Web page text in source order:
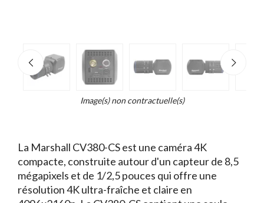
Image(s) non contractuelle(s)
La Marshall CV380-CS est une caméra 4K
compacte, construite autour d'un capteur de 8,5
mégapixels et de 1/2,5 pouces qui offre une
résolution 4K ultra-fraîche et claire en